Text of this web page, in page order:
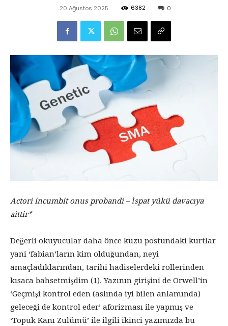
20 Ağustos 2025 6382 0
Actori incumbit onus probandi – İspat yükü davacıya
aittir*
Değerli okuyucular daha önce kuzu postundaki kurtlar
yani ‘fabian’ların kim olduğundan, neyi
amaçladıklarından, tarihi hadiselerdeki rollerinden
kısaca bahsetmişdim (1). Yazının girişini de Orwell’in
‘Geçmişi kontrol eden (aslında iyi bilen anlamında)
geleceği de kontrol eder’ aforizması ile yapmış ve
‘Topuk Kanı Zulümü’ ile ilgili ikinci yazımızda bu